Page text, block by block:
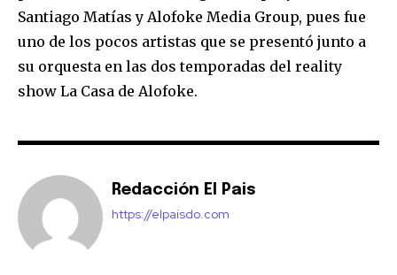
Santiago Matías y Alofoke Media Group, pues fue
uno de los pocos artistas que se presentó junto a
su orquesta en las dos temporadas del reality
show La Casa de Alofoke.
Redacción El Pais
https://elpaisdo.com